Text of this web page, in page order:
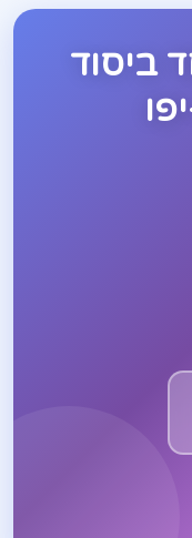
דירה 2 חד ביסוד